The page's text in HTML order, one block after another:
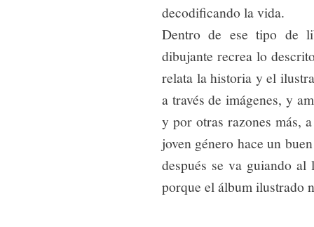
decodificando la vida.
Dentro de ese tipo de
dibujante recrea lo
relata la historia y el
a través de imágenes, y
y por otras razones más,
joven género hace un
después se va guiando
porque el álbum ilustrado